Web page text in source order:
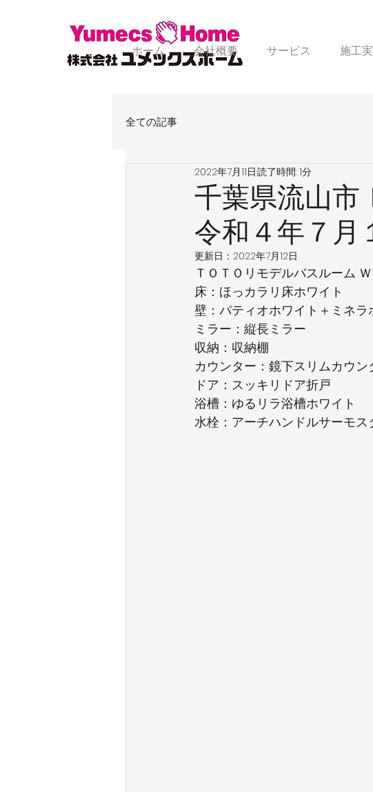
ホーム 会社概要 サービス 施工
全ての記事
千葉県流山市
令和４年７月
2022年7月11日読了時間: 1分
更新日： 2022年7月12日
ＴＯＴＯリモデルバスルーム
床：ほっカラリ床ホワイト
壁：パティオホワイト＋ミネラ
ミラー：縦長ミラー
収納：収納棚
カウンター：鏡下スリムカウン
ドア：スッキリドア折戸
浴槽：ゆるリラ浴槽ホワイト
水栓：アーチハンドルサーモス